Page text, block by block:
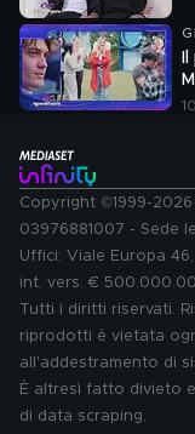
Copyright ©1999-2026
03976881007 - Sede
Uffici: Viale Europa
int. vers. €
Tutti i diritti riservati.
riprodotti è vietata
all'addestramento di
È altresì fatto divieto
di data scraping.